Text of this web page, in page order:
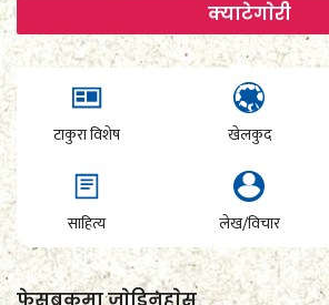
क्याटेगाेरी
टाकुरा विशेष खेलकुद
साहित्य लेख/विचार